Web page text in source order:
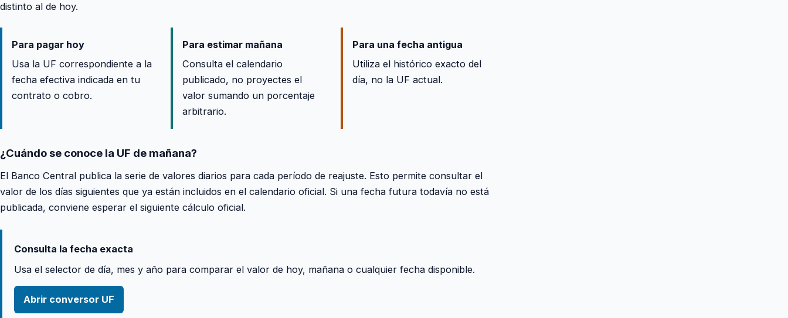
distinto al de hoy.
Para pagar hoy
Usa la UF correspondiente a la
fecha efectiva indicada en tu
contrato o cobro.
Para estimar mañana
Consulta el calendario
publicado, no proyectes el
valor sumando un porcentaje
arbitrario.
Para una fecha antigua
Utiliza el histórico exacto del
día, no la UF actual.
¿Cuándo se conoce la UF de mañana?
El Banco Central publica la serie de valores diarios para cada período de reajuste. Esto permite consultar el
valor de los días siguientes que ya están incluidos en el calendario oficial. Si una fecha futura todavía no está
publicada, conviene esperar el siguiente cálculo oficial.
Consulta la fecha exacta
Usa el selector de día, mes y año para comparar el valor de hoy, mañana o cualquier fecha disponible.
Abrir conversor UF